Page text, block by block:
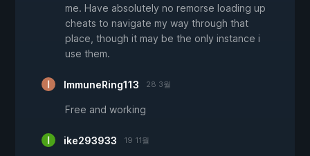
me. Have absolutely no remorse loading up
cheats to navigate my way through that
place, though it may be the only instance i
use them.
ImmuneRing113 28 3월
Free and working
ike293933 19 11월